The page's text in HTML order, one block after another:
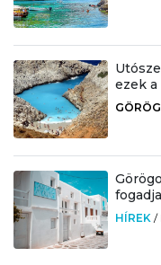
ezek
HÍREK /